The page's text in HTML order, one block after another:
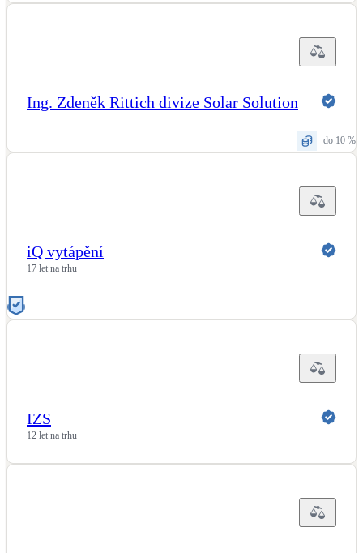
Ing. Zdeněk Rittich divize Solar Solution
do 10 %
iQ vytápění
17 let na trhu
IZS
12 let na trhu